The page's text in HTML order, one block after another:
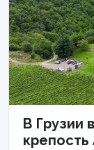
В Грузии